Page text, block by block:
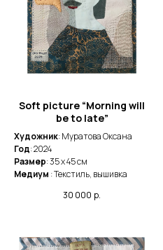
Soft picture “Morning will
be to late”
Художник: Муратова Оксана
Год: 2024
Размер: 35 x 45 cм
Медиум : Текстиль, вышивка
30 000 р.